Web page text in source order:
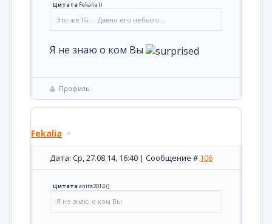
Цитата Fekalia ()
Это же IG.... Давно его небыло...
Я не знаю о ком Вы
Профиль
Fekalia
Дата: Ср, 27.08.14, 16:40 | Сообщение # 106
Цитатаanita2014()
Я не знаю о ком Вы